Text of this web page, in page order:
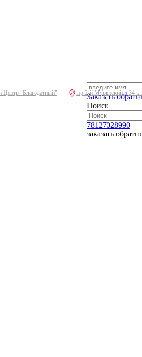
Центр "Благодатный" пр.2-й Муринский д.34
Заказать
Поиск
78127028990
заказать